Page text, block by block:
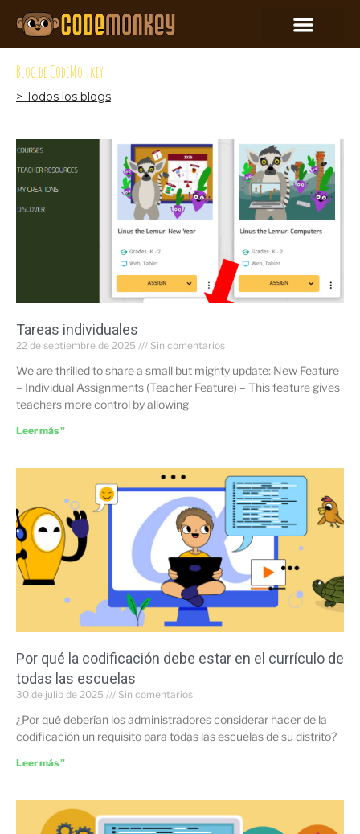
Blog de CodeMonkey
> Todos los blogs
Tareas individuales
22 de septiembre de 2025 Sin comentarios
We are thrilled to share a small but mighty update: New Feature
– Individual Assignments (Teacher Feature) – This feature gives
teachers more control by allowing
Leer más "
Por qué la codificación debe estar en el currículo de
todas las escuelas
30 de julio de 2025 Sin comentarios
¿Por qué deberían los administradores considerar hacer de la
codificación un requisito para todas las escuelas de su distrito?
Leer más "